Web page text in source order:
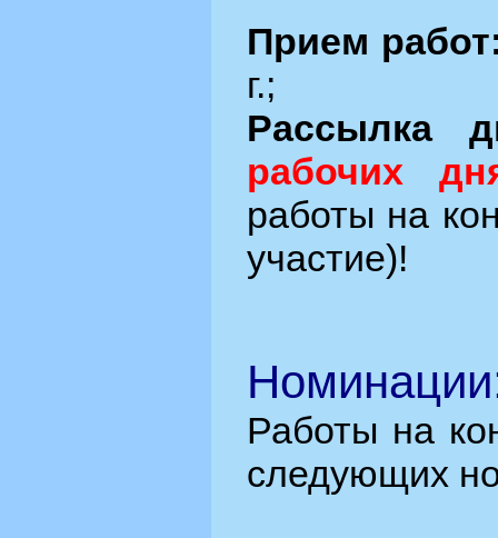
Прием
г.;
Рассылка
рабочих
работы на
участие)!
Работы на
следующих